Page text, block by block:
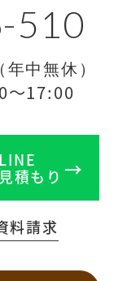
510
中無休）
～17:00
LINE
見積もり
料請求